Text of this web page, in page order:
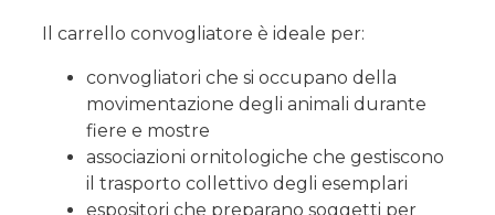
Il carrello convogliatore è ideale per:
convogliatori che si occupano della
movimentazione degli animali durante
fiere e mostre
associazioni ornitologiche che gestiscono
il trasporto collettivo degli esemplari
espositori che preparano soggetti per